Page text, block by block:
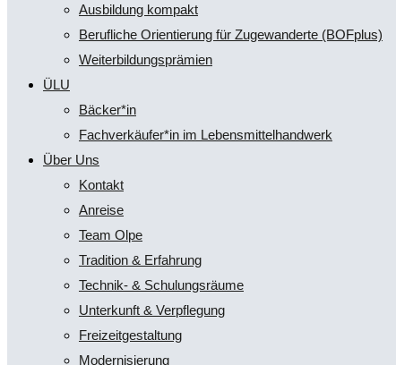
Ausbildung kompakt
Berufliche Orientierung für Zugewanderte (BOFplus)
Weiterbildungsprämien
ÜLU
Bäcker*in
Fachverkäufer*in im Lebensmittelhandwerk
Über Uns
Kontakt
Anreise
Team Olpe
Tradition & Erfahrung
Technik- & Schulungsräume
Unterkunft & Verpflegung
Freizeitgestaltung
Modernisierung